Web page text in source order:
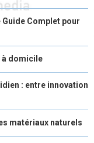
Complet pour
à domicile
: entre innovation
matériaux naturels